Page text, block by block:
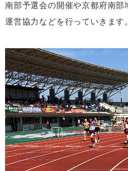
たら問い合わせフォーム
い。
2026/5/20 スタートリス
ームに記載しております
をお願いします。参加費
までにお願いします。
2026/5/18 スタートリス
ましたので、一旦削除し
時頃再度アップする予定
南部予選会の開催や京都府南部
運営協力などを行っていきます